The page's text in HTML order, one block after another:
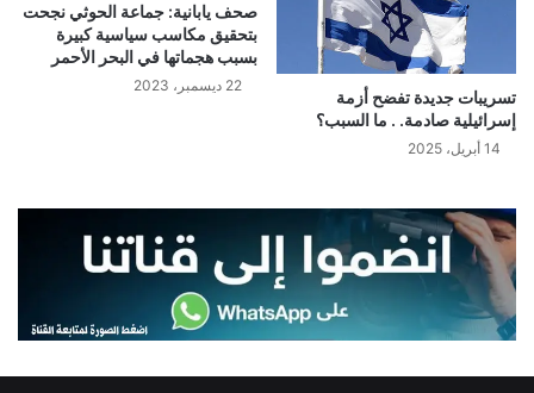
تسريبات جديدة تفضح أزمة
إسرائيلية صادمة. . ما السبب؟
14 أبريل، 2025
صحف يابانية: جماعة الحوثي نجحت
بتحقيق مكاسب سياسية كبيرة
بسبب هجماتها في البحر الأحمر
22 ديسمبر، 2023